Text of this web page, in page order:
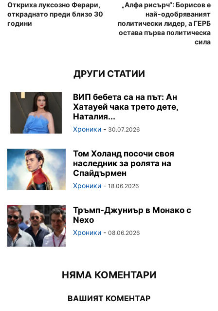
Откриха луксозно Ферари,
откраднато преди близо 30
години
„Алфа рисърч“: Борисов е
най-одобряваният
политически лидер, а ГЕРБ
остава първа политическа
сила
ДРУГИ СТАТИИ
ВИП бебета са на път: Ан
Хатауей чака трето дете,
Наталия...
Хроники - 30.07.2026
Том Холанд посочи своя
наследник за ролята на
Спайдърмен
Хроники - 18.06.2026
Тръмп-Джуниър в Монако с
Nexo
Хроники - 08.06.2026
НЯМА КОМЕНТАРИ
ВАШИЯТ КОМЕНТАР